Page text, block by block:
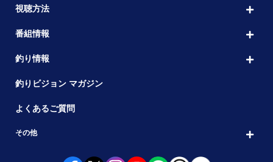
視聴方法
番組情報
釣り情報
釣りビジョン マガジン
よくあるご質問
その他